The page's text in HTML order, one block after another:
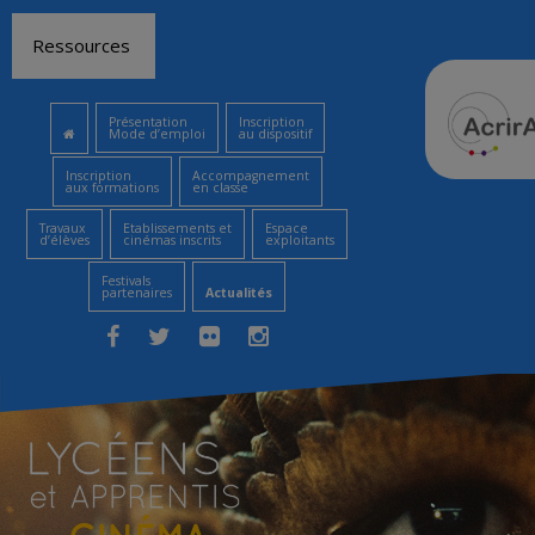
contenu
Ressources
Présentation
Mode d’emploi
Inscription
au dispositif
Inscription
aux formations
Accompagnement
en classe
Travaux
d’élèves
Etablissements et
cinémas inscrits
Espace
exploitants
Festivals
partenaires Actualités